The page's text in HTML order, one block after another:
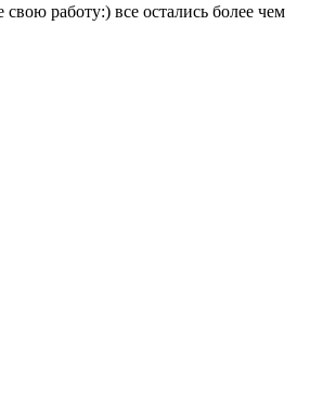
работу:) все остались более чем